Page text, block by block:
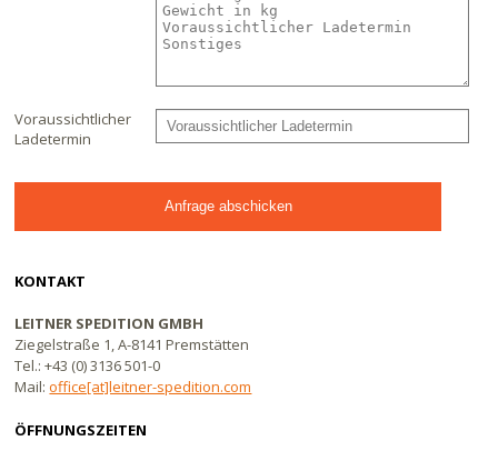
Voraussichtlicher
Ladetermin
KONTAKT
LEITNER SPEDITION GMBH
Ziegelstraße 1, A-8141 Premstätten
Tel.: +43 (0) 3136 501-0
Mail:office[at]leitner-spedition.com
ÖFFNUNGSZEITEN